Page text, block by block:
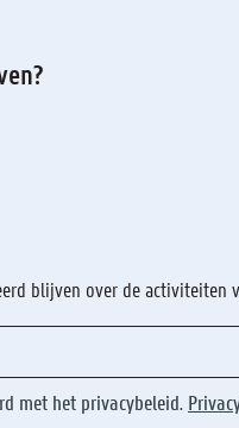
blijven over de activiteiten
met het privacybeleid.